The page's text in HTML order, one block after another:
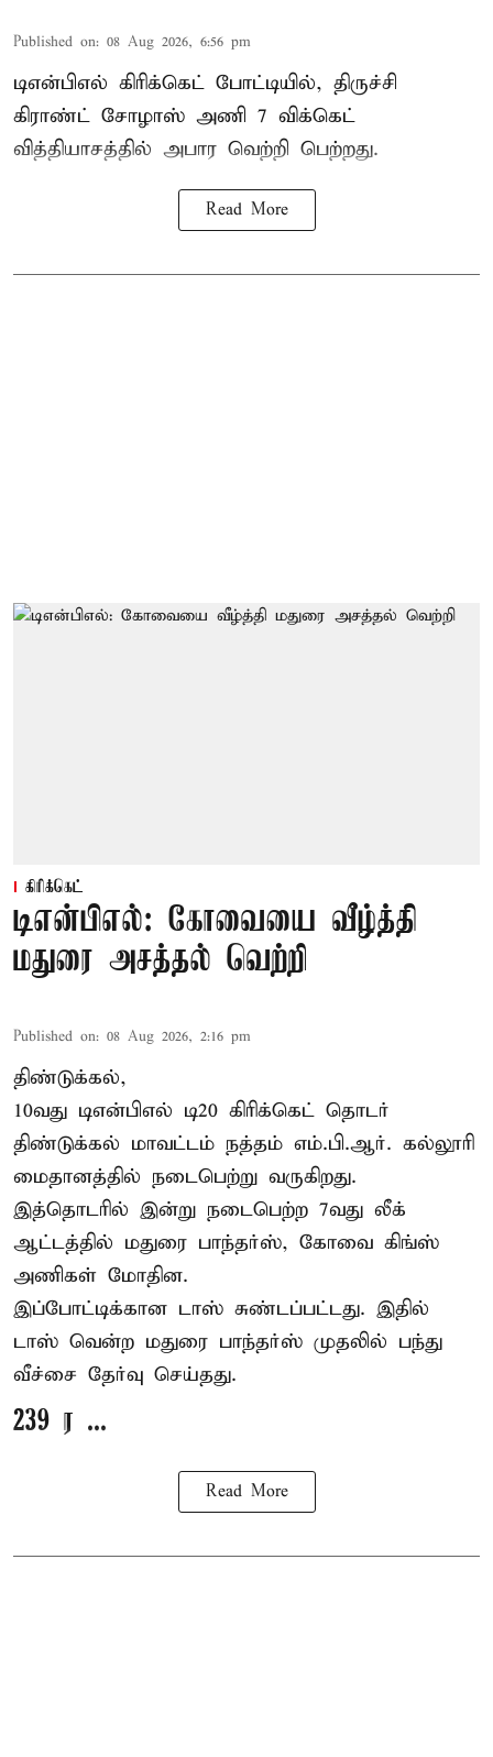
Published on: 08 Aug 2026, 6:56 pm
டிஎன்பிஎல் கிரிக்கெட் போட்டியில், திருச்சி
கிராண்ட் சோழாஸ் அணி 7 விக்கெட்
வித்தியாசத்தில் அபார வெற்றி பெற்றது.
Read More
கிரிக்கெட்
டிஎன்பிஎல்: கோவையை வீழ்த்தி
மதுரை அசத்தல் வெற்றி
Published on: 08 Aug 2026, 2:16 pm
திண்டுக்கல்,
10வது டிஎன்பிஎல் டி20 கிரிக்கெட் தொடர்
திண்டுக்கல் மாவட்டம் நத்தம் எம்.பி.ஆர். கல்லூரி
மைதானத்தில் நடைபெற்று வருகிறது.
இத்தொடரில் இன்று நடைபெற்ற 7வது லீக்
ஆட்டத்தில் மதுரை பாந்தர்ஸ், கோவை கிங்ஸ்
அணிகள் மோதின.
இப்போட்டிக்கான டாஸ் சுண்டப்பட்டது. இதில்
டாஸ் வென்ற மதுரை பாந்தர்ஸ் முதலில் பந்து
வீச்சை தேர்வு செய்தது.
239 ர ...
Read More